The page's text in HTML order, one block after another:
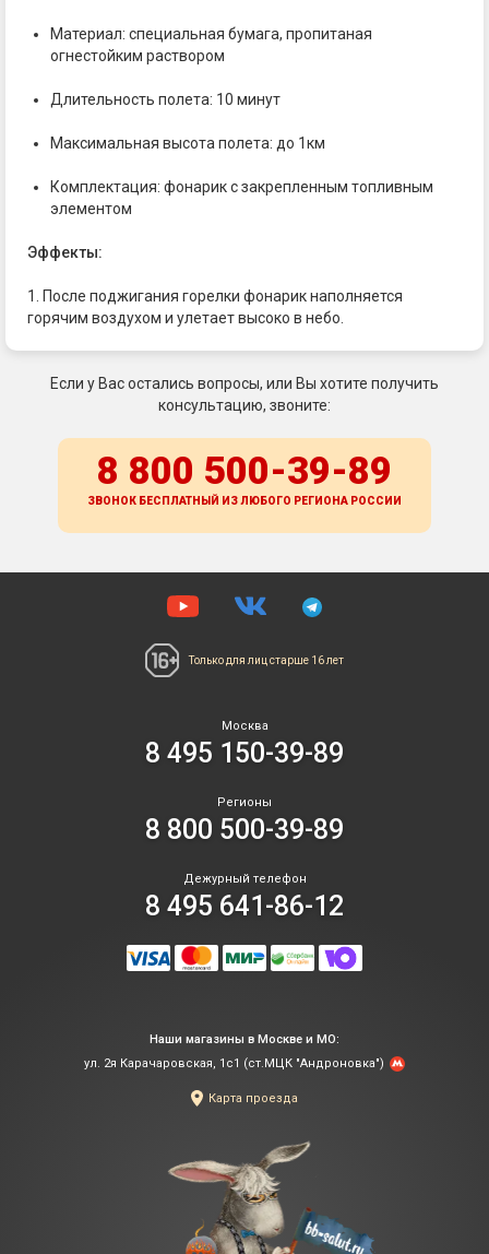
Материал: специальная бумага, пропитаная
огнестойким раствором
Длительность полета: 10 минут
Максимальная высота полета: до 1км
Комплектация: фонарик с закрепленным топливным
элементом
Эффекты:
1. После поджигания горелки фонарик наполняется
горячим воздухом и улетает высоко в небо.
Если у Вас остались вопросы, или Вы хотите получить
консультацию, звоните:
8 800 500-39-89
ЗВОНОК БЕСПЛАТНЫЙ ИЗ ЛЮБОГО РЕГИОНА РОССИИ
Только для лицстарше 16 лет
Москва
8 495 150-39-89
Регионы
8 800 500-39-89
Дежурный телефон
8 495 641-86-12
Наши магазины в Москве и МО:
ул. 2я Карачаровская, 1с1 (ст.МЦК "Андроновка")
Карта проезда